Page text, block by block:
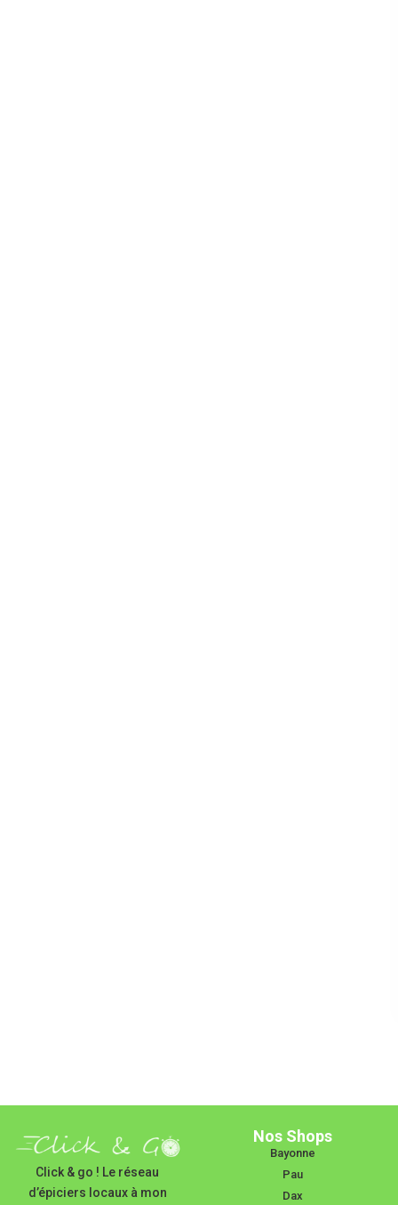
Click & go ! Le réseau
d’épiciers locaux à mon
Nos Shops
Bayonne
Pau
Dax